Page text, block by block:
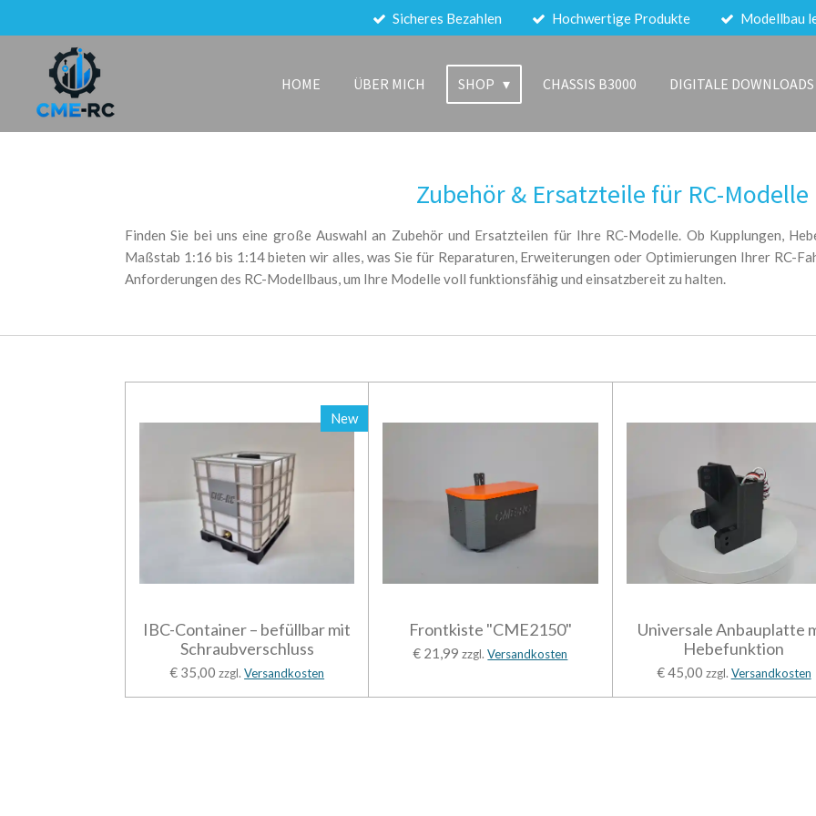
Hauptinhalt
springen
Sicheres Bezahlen Hochwertige Produkte Modellbau
HOME ÜBER MICH SHOP CHASSIS B3000 DIGITALE DOWNLOADS
Zubehör & Ersatzteile für RC-Modelle
Finden Sie bei uns eine große Auswahl an Zubehör und Ersatzteilen für Ihre RC-Modelle. Ob Kupplungen,
Maßstab 1:16 bis 1:14 bieten wir alles, was Sie für Reparaturen, Erweiterungen oder Optimierungen Ihrer RC-
Anforderungen des RC-Modellbaus, um Ihre Modelle voll funktionsfähig und einsatzbereit zu halten.
New
IBC-Container – befüllbar mit
Schraubverschluss
€ 35,00 zzgl.Versandkosten
Frontkiste "CME2150"
€ 21,99 zzgl.Versandkosten
Universale Anbauplatte
Hebefunktion
€ 45,00 zzgl. Versandkosten